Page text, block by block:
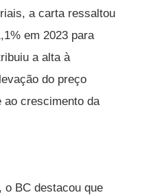
a carta ressaltou
em 2023 para
a alta à
do preço
ao crescimento da
o BC destacou que